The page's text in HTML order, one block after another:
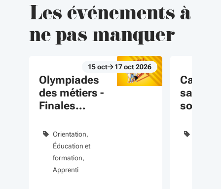
Les événements à
ne pas manquer
Olympiades
des métiers -
Finales
Orientation
Éducation et
formation
Apprenti
Du 15 oct au 17 oct 2026
15oct 17oct2026